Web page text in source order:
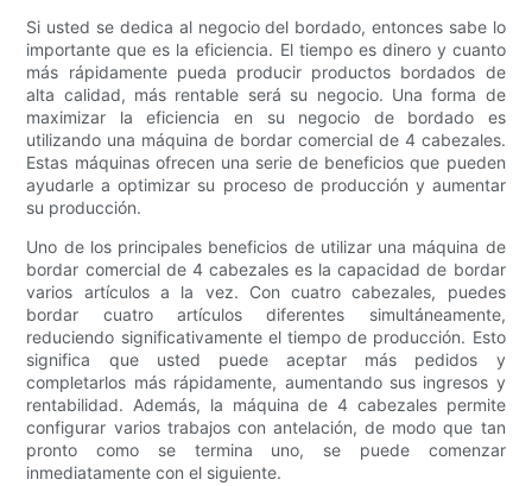
Si usted se dedica al negocio del bordado, entonces sabe lo
importante que es la eficiencia. El tiempo es dinero y cuanto
más rápidamente pueda producir productos bordados de
alta calidad, más rentable será su negocio. Una forma de
maximizar la eficiencia en su negocio de bordado es
utilizando una máquina de bordar comercial de 4 cabezales.
Estas máquinas ofrecen una serie de beneficios que pueden
ayudarle a optimizar su proceso de producción y aumentar
su producción.
Uno de los principales beneficios de utilizar una máquina de
bordar comercial de 4 cabezales es la capacidad de bordar
varios artículos a la vez. Con cuatro cabezales, puedes
bordar cuatro artículos diferentes simultáneamente,
reduciendo significativamente el tiempo de producción. Esto
significa que usted puede aceptar más pedidos y
completarlos más rápidamente, aumentando sus ingresos y
rentabilidad. Además, la máquina de 4 cabezales permite
configurar varios trabajos con antelación, de modo que tan
pronto como se termina uno, se puede comenzar
inmediatamente con el siguiente.